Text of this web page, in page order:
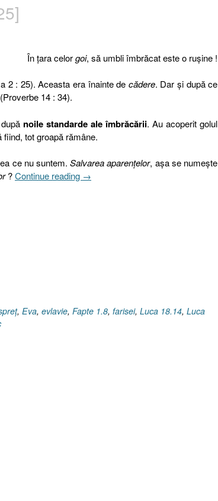
În ţara celorgoi, să umbli îmbrăcat este o ruşine !
2 : 25). Aceasta era înainte de cădere. Dar şi după ce
14 : 34).
noile standarde ale îmbrăcării. Au acoperit golul
tot groapă rămâne.
ce nu suntem.Salvarea aparenţelor, aşa se numeşte
?Continue reading „Fariseii
→
, Eva, evlavie, Fapte 1.8, farisei, Luca 18.14, Luca